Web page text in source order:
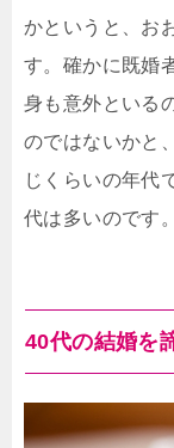
かというと、お
す。確かに既婚
身も意外といる
のではないかと
じくらいの年代
代は多いのです。
40代の結婚を